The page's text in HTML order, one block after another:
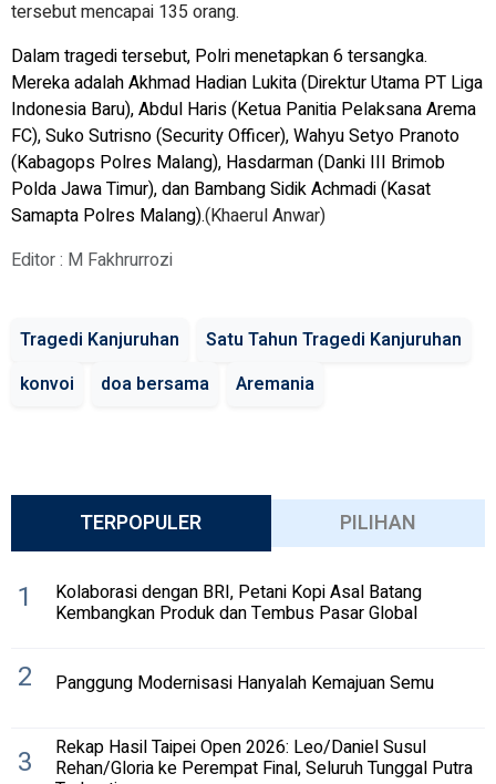
tersebut mencapai 135 orang.
Dalam tragedi tersebut, Polri menetapkan 6 tersangka.
Mereka adalah Akhmad Hadian Lukita (Direktur Utama PT Liga
Indonesia Baru), Abdul Haris (Ketua Panitia Pelaksana Arema
FC), Suko Sutrisno (Security Officer), Wahyu Setyo Pranoto
(Kabagops Polres Malang), Hasdarman (Danki III Brimob
Polda Jawa Timur), dan Bambang Sidik Achmadi (Kasat
Samapta Polres Malang).(Khaerul Anwar)
Editor : M Fakhrurrozi
Tragedi Kanjuruhan
Satu Tahun Tragedi Kanjuruhan
konvoi
doa bersama Aremania
TERPOPULER PILIHAN
1 Kolaborasi dengan BRI, Petani Kopi Asal Batang
Kembangkan Produk dan Tembus Pasar Global
2 Panggung Modernisasi Hanyalah Kemajuan Semu
3 Rekap Hasil Taipei Open 2026: Leo/Daniel Susul
Rehan/Gloria ke Perempat Final, Seluruh Tunggal Putra